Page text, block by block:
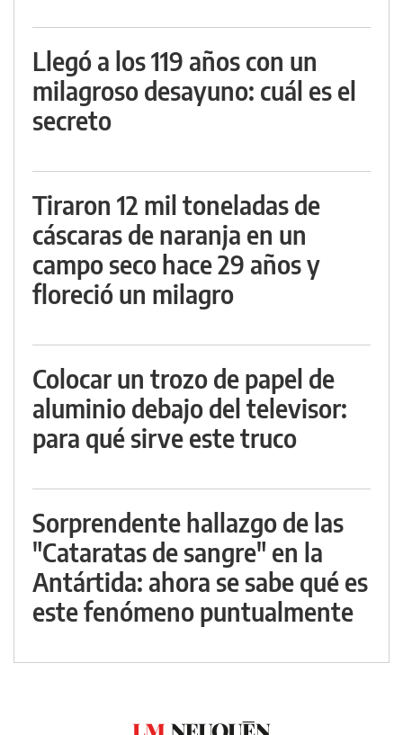
Llegó a los 119 años con un
milagroso desayuno: cuál es el
secreto
Tiraron 12 mil toneladas de
cáscaras de naranja en un
campo seco hace 29 años y
floreció un milagro
Colocar un trozo de papel de
aluminio debajo del televisor:
para qué sirve este truco
Sorprendente hallazgo de las
"Cataratas de sangre" en la
Antártida: ahora se sabe qué es
este fenómeno puntualmente